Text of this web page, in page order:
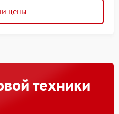
цены
техники